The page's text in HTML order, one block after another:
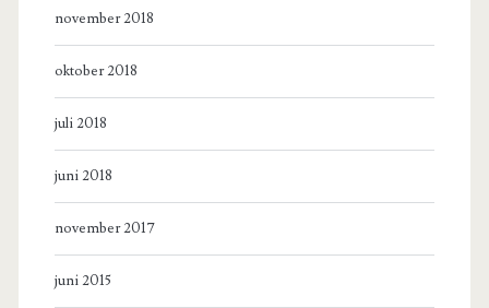
november 2018
oktober 2018
juli 2018
juni 2018
november 2017
juni 2015